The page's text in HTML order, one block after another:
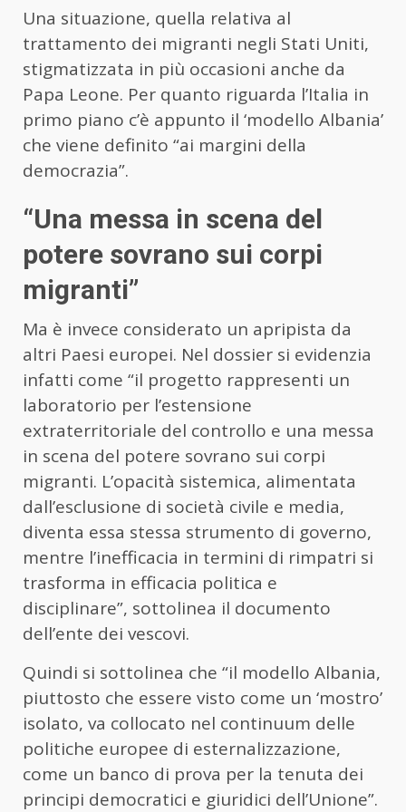
Una situazione, quella relativa al
trattamento dei migranti negli Stati Uniti,
stigmatizzata in più occasioni anche da
Papa Leone. Per quanto riguarda l’Italia in
primo piano c’è appunto il ‘modello Albania’
che viene definito “ai margini della
democrazia”.
“Una messa in scena del
potere sovrano sui corpi
migranti”
Ma è invece considerato un apripista da
altri Paesi europei. Nel dossier si evidenzia
infatti come “il progetto rappresenti un
laboratorio per l’estensione
extraterritoriale del controllo e una messa
in scena del potere sovrano sui corpi
migranti. L’opacità sistemica, alimentata
dall’esclusione di società civile e media,
diventa essa stessa strumento di governo,
mentre l’inefficacia in termini di rimpatri si
trasforma in efficacia politica e
disciplinare”, sottolinea il documento
dell’ente dei vescovi.
Quindi si sottolinea che “il modello Albania,
piuttosto che essere visto come un ‘mostro’
isolato, va collocato nel continuum delle
politiche europee di esternalizzazione,
come un banco di prova per la tenuta dei
principi democratici e giuridici dell’Unione”.